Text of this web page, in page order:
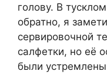
голову. В
обратно, я
сервировочной
салфетки, но её
были